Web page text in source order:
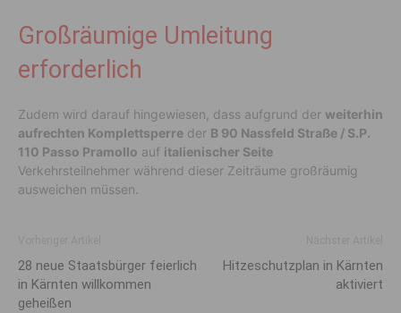
Großräumige Umleitung
erforderlich
Zudem wird darauf hingewiesen, dass aufgrund der weiterhin
aufrechten Komplettsperre der B 90 Nassfeld Straße / S.P.
110 Passo Pramollo auf italienischer Seite
Verkehrsteilnehmer während dieser Zeiträume großräumig
ausweichen müssen.
28 neue Staatsbürger feierlich
in Kärnten willkommen
geheißen
Hitzeschutzplan in Kärnten
aktiviert